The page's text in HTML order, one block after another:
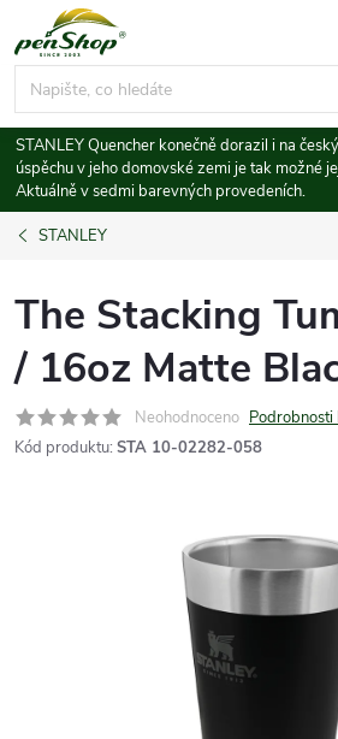
na
obsah
STANLEY Quencher konečně dorazil i na
úspěchu v jeho domovské zemi je tak možné
Aktuálně v sedmi barevných provedeních.
STANLEY
The Stacking
/ 16oz Matte
Neohodnoceno Podrobnosti
Kód produktu: STA 10-02282-058